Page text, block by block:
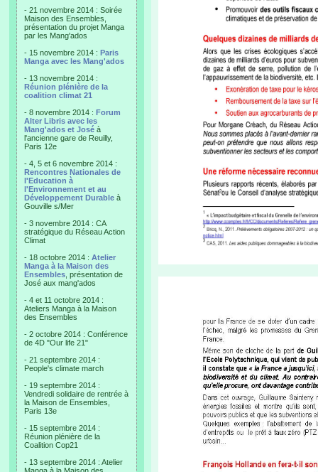
- 21 novembre 2014 : Soirée
Maison des Ensembles,
présentation du projet Manga
par les Mang'ados
- 15 novembre 2014 : Paris
Manga avec les Mang'ados
- 13 novembre 2014 :
Réunion plénière de la
coalition climat 21
- 8 novembre 2014 : Forum
Alter Libris avec les
Mang'ados et José à
l'ancienne gare de Reuilly,
Paris 12e
- 4, 5 et 6 novembre 2014 :
Rencontres Nationales de
l'Education à
l'Environnement et au
Développement Durable à
Gouville s/Mer
- 3 novembre 2014 : CA
stratégique du Réseau Action
Climat
- 18 octobre 2014 : Atelier
Manga à la Maison des
Ensembles , présentation de
José aux mang'ados
- 4 et 11 octobre 2014 :
Ateliers Manga à la Maison
des Ensembles
- 2 octobre 2014 : Conférence
de 4D "Our life 21"
- 21 septembre 2014 :
People's climate march
- 19 septembre 2014 :
Vendredi solidaire de rentrée à
la Maison de Ensembles,
Paris 13e
- 15 septembre 2014 :
Réunion plénière de la
Coalition Cop21
- 13 septembre 2014 : Atelier